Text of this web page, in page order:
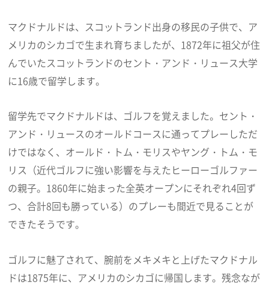
マクドナルドは、スコットランド出身の移民の子供で、ア
メリカのシカゴで生まれ育ちましたが、1872年に祖父が住
んでいたスコットランドのセント・アンド・リュース大学
に16歳で留学します。
留学先でマクドナルドは、ゴルフを覚えました。セント・
アンド・リュースのオールドコースに通ってプレーしただ
けではなく、オールド・トム・モリスやヤング・トム・モ
リス（近代ゴルフに強い影響を与えたヒーローゴルファー
の親子。1860年に始まった全英オープンにそれぞれ4回ず
つ、合計8回も勝っている）のプレーも間近で見ることが
できたそうです。
ゴルフに魅了されて、腕前をメキメキと上げたマクドナル
ドは1875年に、アメリカのシカゴに帰国します。残念なが